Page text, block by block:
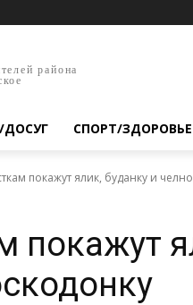
района
ДОСУГ СПОРТ/ЗДОРОВЬЕ
покажут ялик, буданку и
покажут